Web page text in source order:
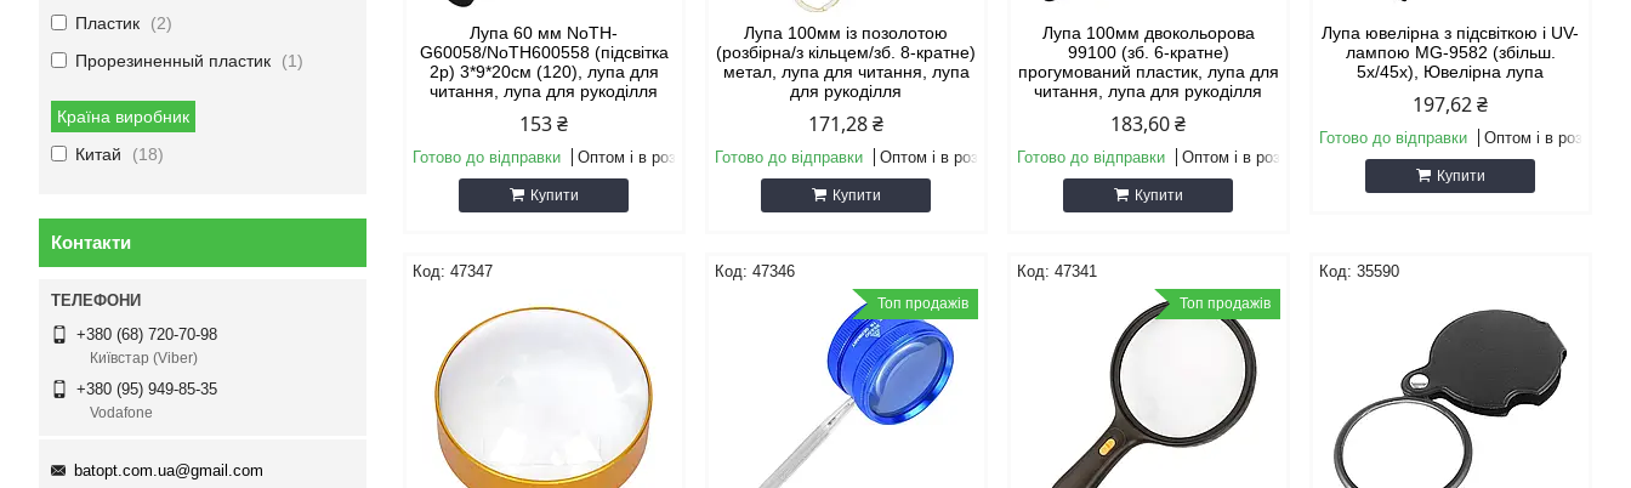
Лупа 60 мм NoТН-
G60058/NoTH600558 (підсвітка
2р) 3*9*20см (120), лупа для
читання, лупа для рукоділля
153 ₴
Готово до відправки Оптом і в роздріб
Купити
Лупа 100мм із позолотою
(розбірна/з кільцем/зб. 8-кратне)
метал, лупа для читання, лупа
для рукоділля
171,28 ₴
Готово до відправки Оптом і в роздріб
Купити
Лупа 100мм двокольорова
99100 (зб. 6-кратне)
прогумований пластик, лупа для
читання, лупа для рукоділля
183,60 ₴
Готово до відправки Оптом і в роздріб
Купити
Лупа ювелірна з підсвіткою і UV-
лампою MG-9582 (збільш.
5х/45х), Ювелірна лупа
197,62 ₴
Готово до відправки Оптом і в роздріб
Купити
47347 47346
Топ продажів
47341
Топ продажів
35590
Пластик
2
Прорезиненный пластик
1
Країна виробник
Китай
18
Контакти
+380 (68) 720-70-98
Київстар (Viber)
+380 (95) 949-85-35
Vodafone
batopt.com.ua@gmail.com